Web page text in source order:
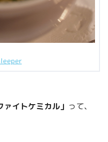
ァイトケミカル」 って、